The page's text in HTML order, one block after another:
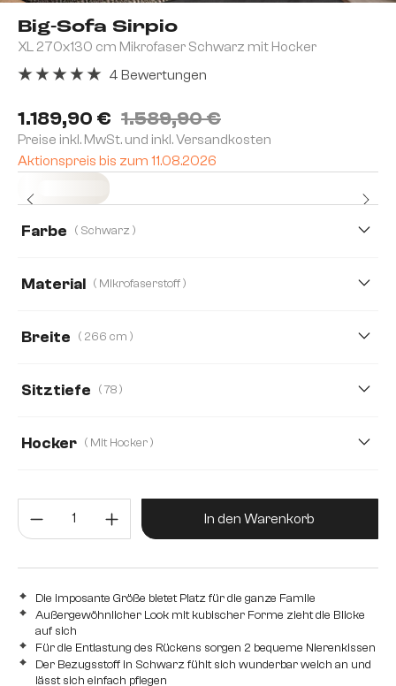
Big-Sofa Sirpio
XL 270x130 cm Mikrofaser Schwarz mit Hocker
1.189,90 € 1.589,90 €
Preise inkl. MwSt. und inkl. Versandkosten
Aktionspreis bis zum 11.08.2026
4 Bewertungen
Farbe ( Schwarz )
Material ( Mikrofaserstoff )
Breite ( 266 cm )
Sitztiefe ( 78 )
Hocker ( Mit Hocker )
Produkt Anzahl: Gib den
In den Warenkorb
Die imposante Größe bietet Platz für die ganze Famile
Außergewöhnlicher Look mit kubischer Forme zieht die Blicke
auf sich
Für die Entlastung des Rückens sorgen 2 bequeme Nierenkissen
Der Bezugsstoff in Schwarz fühlt sich wunderbar weich an und
lässt sich einfach pflegen